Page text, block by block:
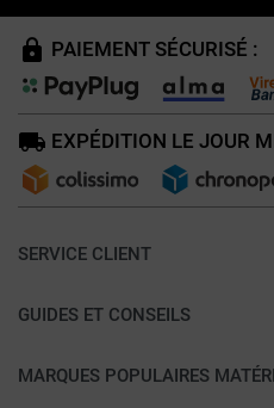
PAIEMENT SÉCURISÉ :
EXPÉDITION LE JOUR
SERVICE CLIENT
GUIDES ET CONSEILS
MARQUES POPULAIRES